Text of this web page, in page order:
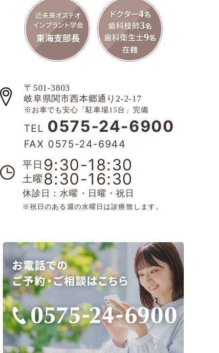
〒501-3803
岐阜県関市西本郷通り2-2-17
※お車でも安心「駐車場15台」完備
TEL 0575-24-6900
FAX 0575-24-6944
平日 9:30-18:30
土曜 8:30-16:30
休診日：水曜・日曜・祝日
※祝日のある週の水曜日は診療致します。